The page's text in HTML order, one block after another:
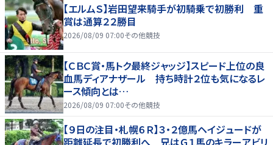
【エルムＳ】岩田望来騎手が初騎乗で初勝利 重
賞は通算２２勝目
2026/08/09 07:00その他競技
【ＣＢＣ賞・馬トク最終ジャッジ】スピード上位の良
血馬ディアナザール 持ち時計２位も気になるレ
ース傾向とは…
2026/08/09 07:00その他競技
【９日の注目・札幌６Ｒ】３・２億馬ヘイジュードが